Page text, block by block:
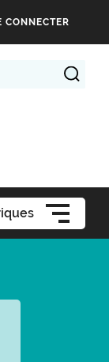
CONNECTER